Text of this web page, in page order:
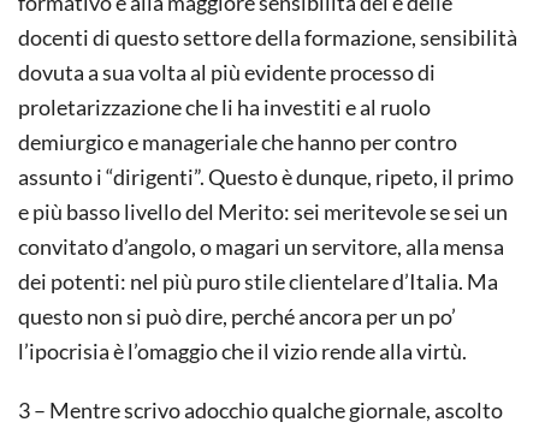
docenti di questo settore della for­mazione, sensibilità
dovuta a sua volta al più evidente processo di
proletarizzazione che li ha investiti e al ruolo
demiurgico e manageriale che hanno per contro
assunto i “dirigenti”. Questo è dunque, ripeto, il primo
e più basso livello del Merito: sei meritevole se sei un
convitato d’angolo, o magari un servitore, alla mensa
dei potenti: nel più puro stile clientelare d’Italia. Ma
questo non si può dire, perché ancora per un po’
l’ipocrisia è l’omaggio che il vizio rende alla virtù.
3 – Mentre scrivo adocchio qualche giornale, ascolto